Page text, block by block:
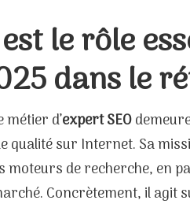
le rôle
dans le
métier d’expert SEO
qualité sur Internet. Sa
moteurs de recherche, en
Concrètement, il agit